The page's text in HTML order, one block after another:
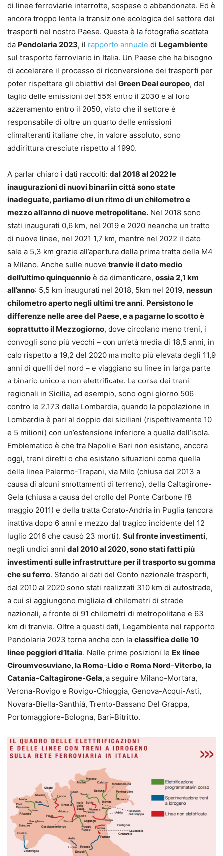
di linee ferroviarie interrotte, sospese o abbandonate. Ed è
ancora troppo lenta la transizione ecologica del settore dei
trasporti nel nostro Paese. Questa è la fotografia scattata
da Pendolaria 2023, il rapporto annuale di Legambiente
sul trasporto ferroviario in Italia. Un Paese che ha bisogno
di accelerare il processo di riconversione dei trasporti per
poter rispettare gli obiettivi del Green Deal europeo, del
taglio delle emissioni del 55% entro il 2030 e al loro
azzeramento entro il 2050, visto che il settore è
responsabile di oltre un quarto delle emissioni
climalteranti italiane che, in valore assoluto, sono
addirittura cresciute rispetto al 1990.
A parlar chiaro i dati raccolti: dal 2018 al 2022 le
inaugurazioni di nuovi binari in città sono state
inadeguate, parliamo di un ritmo di un chilometro e
mezzo all’anno di nuove metropolitane. Nel 2018 sono
stati inaugurati 0,6 km, nel 2019 e 2020 neanche un tratto
di nuove linee, nel 2021 1,7 km, mentre nel 2022 il dato
sale a 5,3 km grazie all’apertura della prima tratta della M4
a Milano. Anche sulle nuove tranvie il dato medio
dell’ultimo quinquennio è da dimenticare, ossia 2,1 km
all’anno: 5,5 km inaugurati nel 2018, 5km nel 2019, nessun
chilometro aperto negli ultimi tre anni. Persistono le
differenze nelle aree del Paese, e a pagarne lo scotto è
soprattutto il Mezzogiorno, dove circolano meno treni, i
convogli sono più vecchi – con un’età media di 18,5 anni, in
calo rispetto a 19,2 del 2020 ma molto più elevata degli 11,9
anni di quelli del nord – e viaggiano su linee in larga parte
a binario unico e non elettrificate. Le corse dei treni
regionali in Sicilia, ad esempio, sono ogni giorno 506
contro le 2.173 della Lombardia, quando la popolazione in
Lombardia è pari al doppio dei siciliani (rispettivamente 10
e 5 milioni) con un’estensione inferiore a quella dell’isola.
Emblematico è che tra Napoli e Bari non esistano, ancora
oggi, treni diretti o che esistano situazioni come quella
della linea Palermo-Trapani, via Milo (chiusa dal 2013 a
causa di alcuni smottamenti di terreno), della Caltagirone-
Gela (chiusa a causa del crollo del Ponte Carbone l’8
maggio 2011) e della tratta Corato-Andria in Puglia (ancora
inattiva dopo 6 anni e mezzo dal tragico incidente del 12
luglio 2016 che causò 23 morti). Sul fronte investimenti,
negli undici anni dal 2010 al 2020, sono stati fatti più
investimenti sulle infrastrutture per il trasporto su gomma
che su ferro. Stando ai dati del Conto nazionale trasporti,
dal 2010 al 2020 sono stati realizzati 310 km di autostrade,
a cui si aggiungono migliaia di chilometri di strade
nazionali, a fronte di 91 chilometri di metropolitane e 63
km di tranvie. Oltre a questi dati, Legambiente nel rapporto
Pendolaria 2023 torna anche con la classifica delle 10
linee peggiori d’Italia. Nelle prime posizioni le Ex linee
Circumvesuviane, la Roma-Lido e Roma Nord-Viterbo, la
Catania-Caltagirone-Gela,a seguire Milano-Mortara,
Verona-Rovigo e Rovigo-Chioggia, Genova-Acqui-Asti,
Novara-Biella-Santhià, Trento-Bassano Del Grappa,
Portomaggiore-Bologna, Bari-Bitritto.